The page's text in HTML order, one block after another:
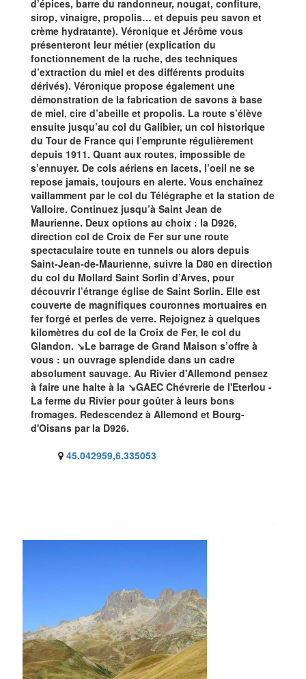
d’épices, barre du randonneur, nougat, confiture,
sirop, vinaigre, propolis… et depuis peu savon et
crème hydratante). Véronique et Jérôme vous
présenteront leur métier (explication du
fonctionnement de la ruche, des techniques
d’extraction du miel et des différents produits
dérivés). Véronique propose également une
démonstration de la fabrication de savons à base
de miel, cire d’abeille et propolis. La route s’élève
ensuite jusqu’au col du Galibier, un col historique
du Tour de France qui l’emprunte régulièrement
depuis 1911. Quant aux routes, impossible de
s’ennuyer. De cols aériens en lacets, l’oeil ne se
repose jamais, toujours en alerte. Vous enchaînez
vaillamment par le col du Télégraphe et la station de
Valloire. Continuez jusqu’à Saint Jean de
Maurienne. Deux options au choix : la D926,
direction col de Croix de Fer sur une route
spectaculaire toute en tunnels ou alors depuis
Saint-Jean-de-Maurienne, suivre la D80 en direction
du col du Mollard Saint Sorlin d’Arves, pour
découvrir l’étrange église de Saint Sorlin. Elle est
couverte de magnifiques couronnes mortuaires en
fer forgé et perles de verre. Rejoignez à quelques
kilomètres du col de la Croix de Fer, le col du
Glandon. ↘Le barrage de Grand Maison s’offre à
vous : un ouvrage splendide dans un cadre
absolument sauvage. Au Rivier d'Allemond pensez
à faire une halte à la ↘GAEC Chévrerie de l'Eterlou -
La ferme du Rivier pour goûter à leurs bons
fromages. Redescendez à Allemond et Bourg-
d'Oisans par la D926.
45.042959,6.335053